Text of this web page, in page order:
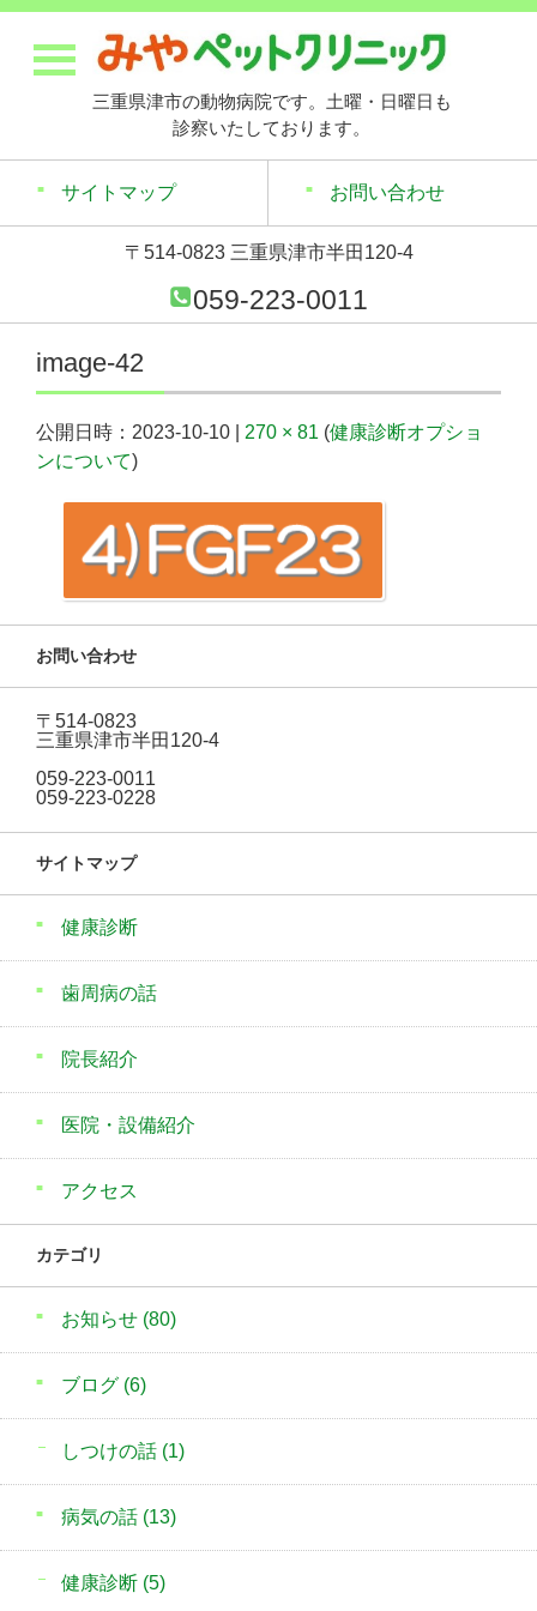
三重県津市の動物病院です。土曜・日曜日も
診察いたしております。
サイトマップ お問い合わせ
〒514-0823 三重県津市半田120-4
059-223-0011
image-42
公開日時： 2023-10-10 270 × 81 (健康診断オプショ
ンについて)
お問い合わせ
〒514-0823
三重県津市半田120-4
059-223-0011
059-223-0228
サイトマップ
健康診断
歯周病の話
院長紹介
医院・設備紹介
アクセス
カテゴリ
お知らせ (80)
ブログ (6)
しつけの話 (1)
病気の話 (13)
健康診断 (5)